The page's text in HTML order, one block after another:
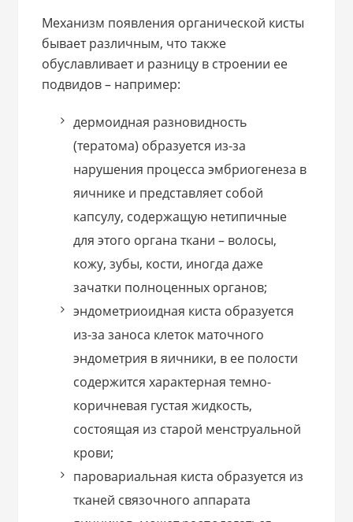
Механизм появления органической кисты
бывает различным, что также
обуславливает и разницу в строении ее
подвидов – например:
дермоидная разновидность
(тератома) образуется из-за
нарушения процесса эмбриогенеза в
яичнике и представляет собой
капсулу, содержащую нетипичные
для этого органа ткани – волосы,
кожу, зубы, кости, иногда даже
зачатки полноценных органов;
эндометриоидная киста образуется
из-за заноса клеток маточного
эндометрия в яичники, в ее полости
содержится характерная темно-
коричневая густая жидкость,
состоящая из старой менструальной
крови;
паровариальная киста образуется из
тканей связочного аппарата